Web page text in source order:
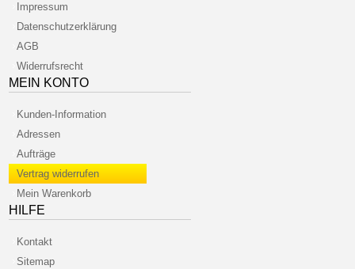
Impressum
Datenschutzerklärung
AGB
Widerrufsrecht
MEIN KONTO
Kunden-Information
Adressen
Aufträge
Vertrag widerrufen
Mein Warenkorb
HILFE
Kontakt
Sitemap